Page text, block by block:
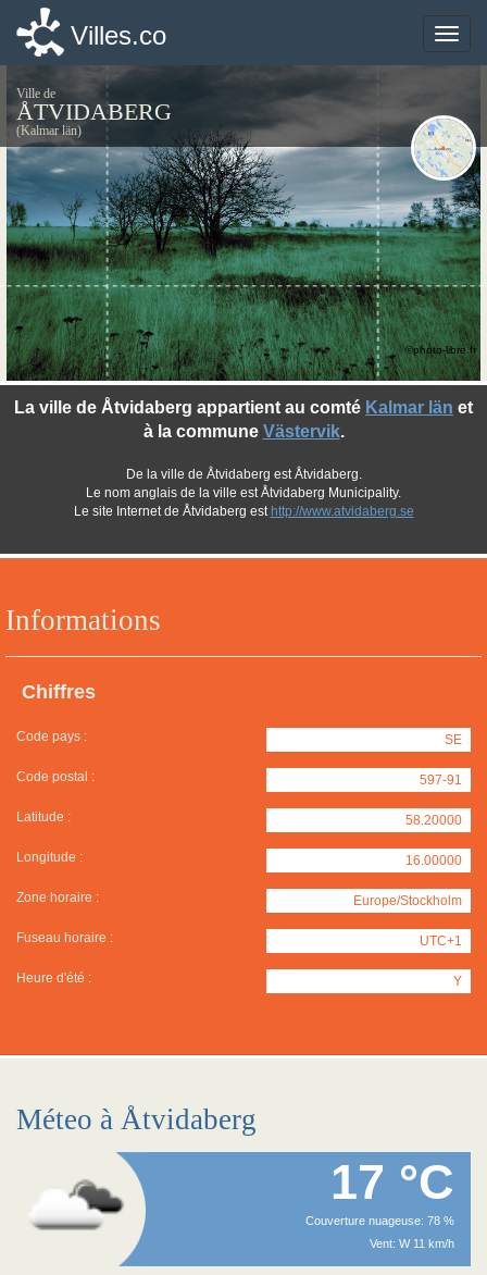
Toggle
Villes.co
Ville de
ÅTVIDABERG
(Kalmar län)
Informations
Chiffres
Code pays : SE
Code postal : 597-91
Latitude : 58.20000
Longitude : 16.00000
Zone horaire : Europe/Stockholm
Fuseau horaire : UTC+1
Heure d'été : Y
La ville de Åtvidaberg appartient au comté Kalmar län et
à la commune Västervik.
De la ville de Åtvidaberg est Åtvidaberg.
Le nom anglais de la ville est Åtvidaberg Municipality.
Le site Internet de Åtvidaberg est http://www.atvidaberg.se
©photo-libre.fr
Méteo à Åtvidaberg
17 °C
Couverture nuageuse: 78 %
Vent: W 11 km/h
Toggle
Villes.co